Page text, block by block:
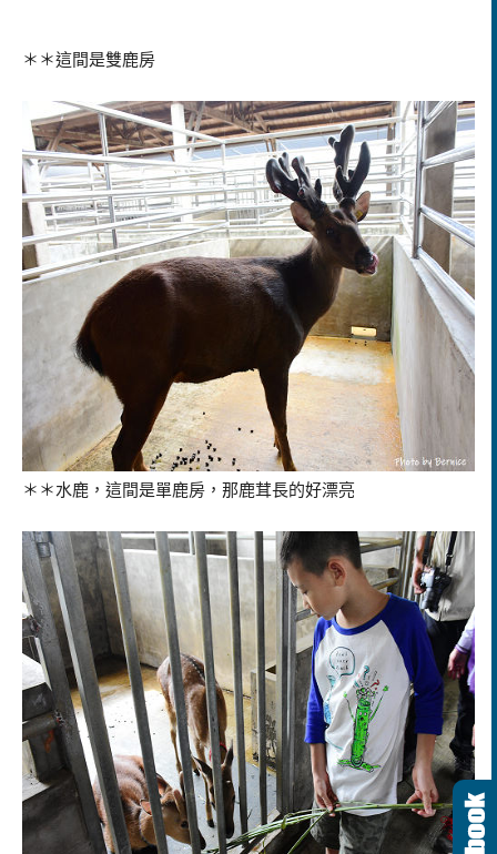
＊＊這間是雙鹿房
＊＊水鹿，這間是單鹿房，那鹿茸長的好漂亮